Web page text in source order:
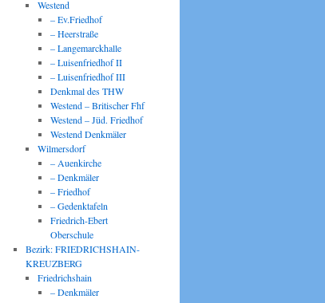
Westend
– Ev.Friedhof
– Heerstraße
– Langemarckhalle
– Luisenfriedhof II
– Luisenfriedhof III
Denkmal des THW
Westend – Britischer Fhf
Westend – Jüd. Friedhof
Westend Denkmäler
Wilmersdorf
– Auenkirche
– Denkmäler
– Friedhof
– Gedenktafeln
Friedrich-Ebert
Oberschule
Bezirk: FRIEDRICHSHAIN-
KREUZBERG
Friedrichshain
– Denkmäler